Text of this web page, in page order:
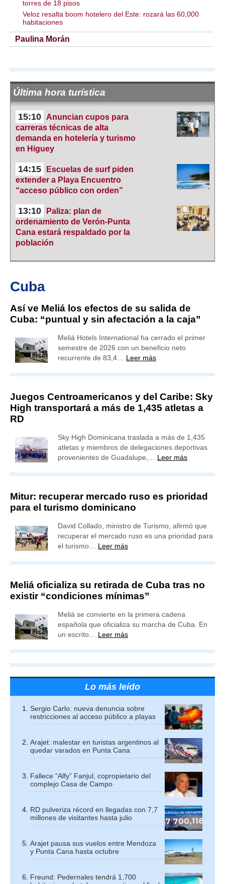
torres de 18 pisos
Veloz resalta boom hotelero del Este: rozará las 60,000
habitaciones
Paulina Morán
Última hora turística
15:10
Anuncian cupos para
carreras técnicas de alta
demanda en hotelería y turismo
en Higuey
14:15
Escuelas de surf piden
extender a Playa Encuentro
“acceso público con orden”
13:10
Paliza: plan de
ordenamiento de Verón-Punta
Cana estará respaldado por la
población
Cuba
Así ve Meliá los efectos de su salida de
Cuba: “puntual y sin afectación a la caja”
Meliá Hotels International ha cerrado el primer
semestre de 2026 con un beneficio neto
recurrente de 83,4… Leer más
Juegos Centroamericanos y del Caribe: Sky
High transportará a más de 1,435 atletas a
RD
Sky High Dominicana traslada a más de 1,435
atletas y miembros de delegaciones deportivas
provenientes de Guadalupe,… Leer más
Mitur: recuperar mercado ruso es prioridad
para el turismo dominicano
David Collado, ministro de Turismo, afirmó que
recuperar el mercado ruso es una prioridad para
el turismo… Leer más
Meliá oficializa su retirada de Cuba tras no
existir “condiciones mínimas”
Meliá se convierte en la primera cadena
española que oficializa su marcha de Cuba. En
un escrito… Leer más
Lo más leído
Sergio Carlo: nueva denuncia sobre
restricciones al acceso público a playas
Arajet: malestar en turistas argentinos al
quedar varados en Punta Cana
Fallece “Alfy” Fanjul, copropietario del
complejo Casa de Campo
RD pulveriza récord en llegadas con 7,7
millones de visitantes hasta julio
Arajet pausa sus vuelos entre Mendoza
y Punta Cana hasta octubre
Freund: Pedernales tendrá 1,700